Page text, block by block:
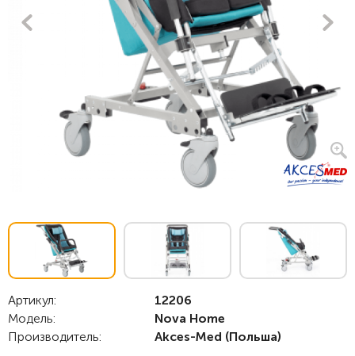
Артикул:
12206
Модель:
Nova Home
Производитель:
Akces-Med (Польша)